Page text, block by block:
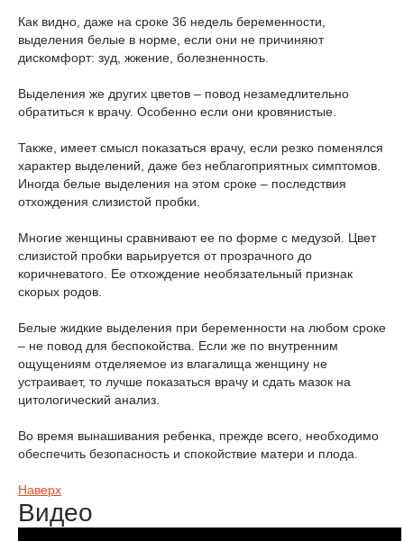
Как видно, даже на сроке 36 недель беременности,
выделения белые в норме, если они не причиняют
дискомфорт: зуд, жжение, болезненность.
Выделения же других цветов – повод незамедлительно
обратиться к врачу. Особенно если они кровянистые.
Также, имеет смысл показаться врачу, если резко поменялся
характер выделений, даже без неблагоприятных симптомов.
Иногда белые выделения на этом сроке – последствия
отхождения слизистой пробки.
Многие женщины сравнивают ее по форме с медузой. Цвет
слизистой пробки варьируется от прозрачного до
коричневатого. Ее отхождение необязательный признак
скорых родов.
Белые жидкие выделения при беременности на любом сроке
– не повод для беспокойства. Если же по внутренним
ощущениям отделяемое из влагалища женщину не
устраивает, то лучше показаться врачу и сдать мазок на
цитологический анализ.
Во время вынашивания ребенка, прежде всего, необходимо
обеспечить безопасность и спокойствие матери и плода.
Наверх
Видео